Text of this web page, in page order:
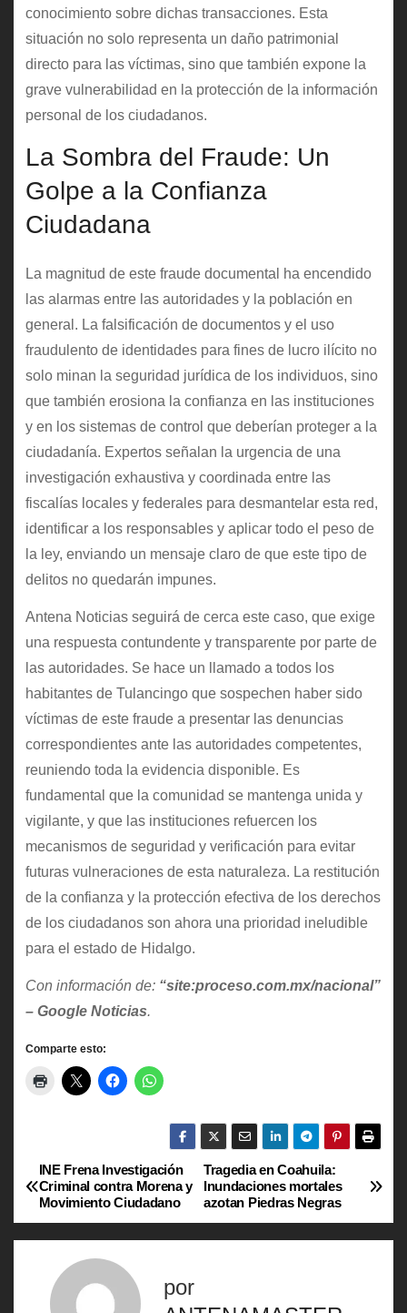
conocimiento sobre dichas transacciones. Esta
situación no solo representa un daño patrimonial
directo para las víctimas, sino que también expone la
grave vulnerabilidad en la protección de la información
personal de los ciudadanos.
La Sombra del Fraude: Un
Golpe a la Confianza
Ciudadana
La magnitud de este fraude documental ha encendido
las alarmas entre las autoridades y la población en
general. La falsificación de documentos y el uso
fraudulento de identidades para fines de lucro ilícito no
solo minan la seguridad jurídica de los individuos, sino
que también erosiona la confianza en las instituciones
y en los sistemas de control que deberían proteger a la
ciudadanía. Expertos señalan la urgencia de una
investigación exhaustiva y coordinada entre las
fiscalías locales y federales para desmantelar esta red,
identificar a los responsables y aplicar todo el peso de
la ley, enviando un mensaje claro de que este tipo de
delitos no quedarán impunes.
Antena Noticias seguirá de cerca este caso, que exige
una respuesta contundente y transparente por parte de
las autoridades. Se hace un llamado a todos los
habitantes de Tulancingo que sospechen haber sido
víctimas de este fraude a presentar las denuncias
correspondientes ante las autoridades competentes,
reuniendo toda la evidencia disponible. Es
fundamental que la comunidad se mantenga unida y
vigilante, y que las instituciones refuercen los
mecanismos de seguridad y verificación para evitar
futuras vulneraciones de esta naturaleza. La restitución
de la confianza y la protección efectiva de los derechos
de los ciudadanos son ahora una prioridad ineludible
para el estado de Hidalgo.
Con información de: “site:proceso.com.mx/nacional”
– Google Noticias.
Comparte esto:
N
a
Tragedia en Coahuila:
Inundaciones mortales
azotan Piedras Negras
INE Frena Investigación
Criminal contra Morena y
Movimiento Ciudadano
por